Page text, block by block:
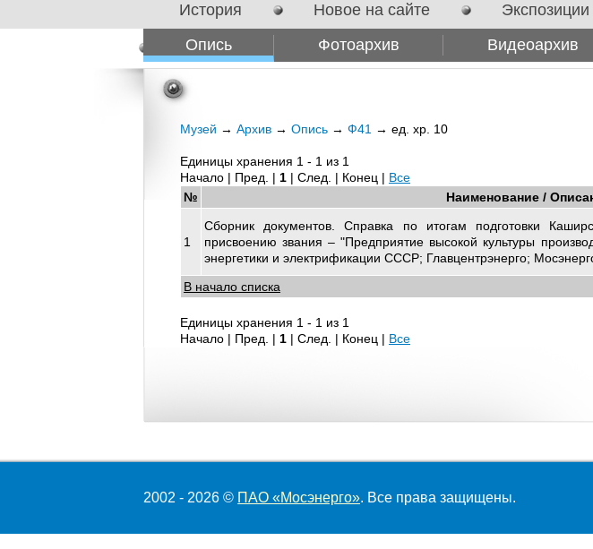
История Новое на сайте Экспозиции
Опись
Фотоархив Видеоархив
Сотрудничество
Музей → Архив → Опись → Ф41 → ед. хр. 10
Единицы хранения 1 - 1 из 1
Начало | Пред. | 1 | След. | Конец | Все
№
Наименование /
1
Сборник документов. Справка по итогам подготовки
присвоению звания – "Предприятие высокой культуры
энергетики и электрификации СССР; Главцентрэнерго;
В начало списка
Единицы хранения 1 - 1 из 1
Начало | Пред. | 1 | След. | Конец | Все
2002 - 2026 © ПАО «Мосэнерго». Все права защищены.